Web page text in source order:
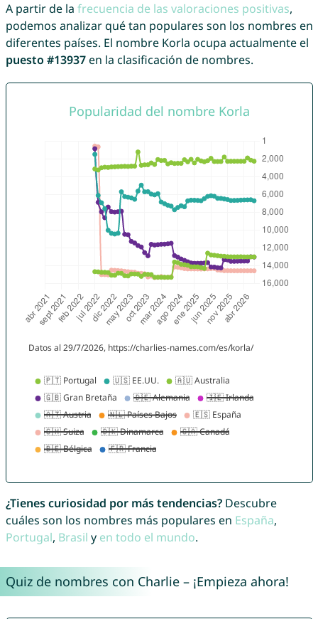
A partir de la frecuencia de las valoraciones positivas,
podemos analizar qué tan populares son los nombres en
diferentes países. El nombre Korla ocupa actualmente el
puesto #13937en la clasificación de nombres.
¿Tienes curiosidad por más tendencias?Descubre
cuáles son los nombres más populares en España,
Portugal, Brasil y en todo el mundo.
Quiz de nombres con Charlie – ¡Empieza ahora!